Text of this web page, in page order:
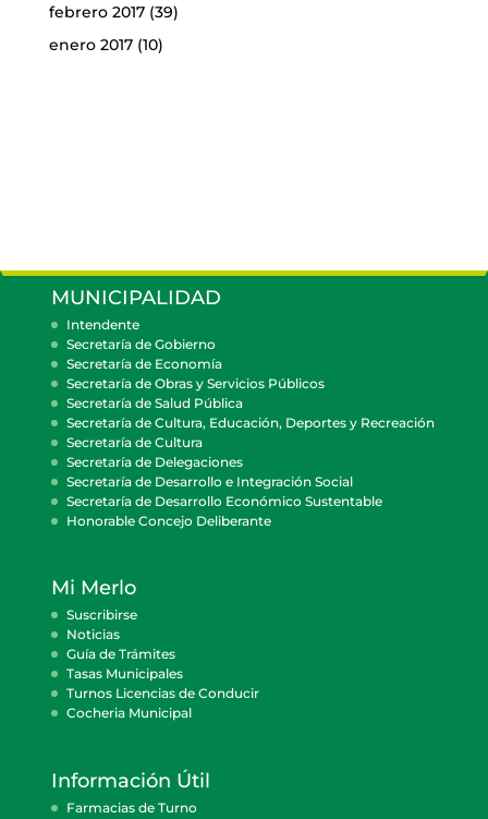
febrero 2017(39)
enero 2017(10)
MUNICIPALIDAD
Intendente
Secretaría de Gobierno
Secretaría de Economía
Secretaría de Obras y Servicios Públicos
Secretaría de Salud Pública
Secretaría de Cultura, Educación, Deportes y Recreación
Secretaría de Cultura
Secretaría de Delegaciones
Secretaría de Desarrollo e Integración Social
Secretaría de Desarrollo Económico Sustentable
Honorable Concejo Deliberante
Mi Merlo
Suscribirse
Noticias
Guía de Trámites
Tasas Municipales
Turnos Licencias de Conducir
Cocheria Municipal
Información Útil
Farmacias de Turno